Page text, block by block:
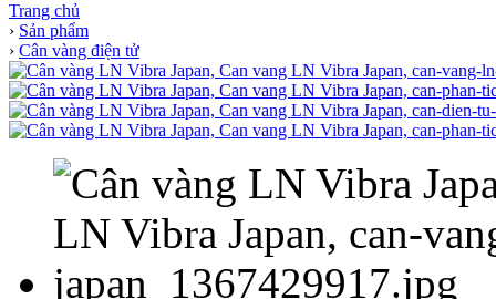
Trang chủ
› Sản phẩm
› Cân vàng điện tử